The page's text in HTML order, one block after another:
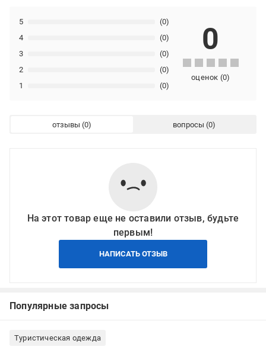
1 (0)
2 (0)
3 (0)
4 (0)
5 (0)
0
оценок (0)
отзывы вопросы
На этот товар еще не оставили отзыв, будьте
первым!
НАПИСАТЬ ОТЗЫВ
Популярные запросы
Туристическая одежда